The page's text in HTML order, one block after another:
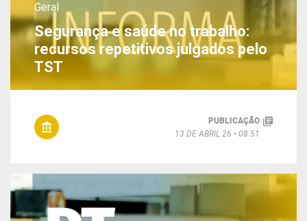
Geral
Segurança e saúde no trabalho:
recursos repetitivos julgados pelo
TST
PUBLICAÇÃO
13 DE ABRIL 26
08:51